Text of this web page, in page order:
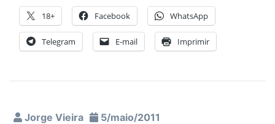
18+ Facebook WhatsApp
Telegram E-mail Imprimir
Jorge Vieira 5/maio/2011